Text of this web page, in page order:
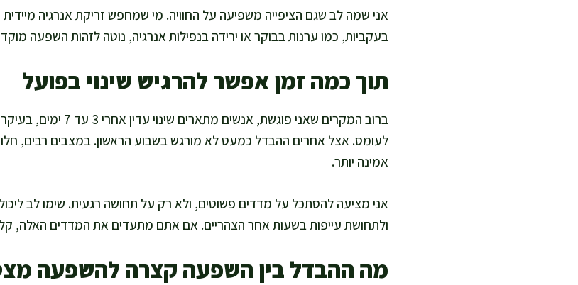
אני שמה לב שגם הציפייה משפיעה על החוויה. מי שמחפש זריקת אנרגיה
בעקביות, כמו ערנות בבוקר או ירידה בנפילות אנרגיה, נוטה לזהות השפעה
תוך כמה זמן אפשר להרגיש שינוי בפועל
ברוב המקרים שאני פוגשת,
אמינה יותר.
אני מציעה להסתכל על מדדים פשוטים, ולא רק על תחושה רגעית. שימו לב
ולתחושת עייפות בשעות אחר הצהריים. אם אתם מתעדים את המדדים האלה, קל
מה ההבדל בין השפעה קצרה להשפעה